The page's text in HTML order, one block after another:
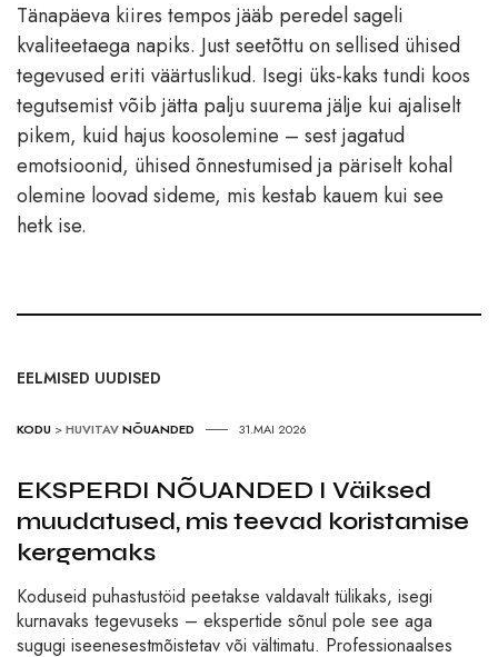
Tänapäeva kiires tempos jääb peredel sageli
kvaliteetaega napiks. Just seetõttu on sellised ühised
tegevused eriti väärtuslikud. Isegi üks-kaks tundi koos
tegutsemist võib jätta palju suurema jälje kui ajaliselt
pikem, kuid hajus koosolemine – sest jagatud
emotsioonid, ühised õnnestumised ja päriselt kohal
olemine loovad sideme, mis kestab kauem kui see
hetk ise.
EELMISED UUDISED
KODU >HUVITAVNÕUANDED 31.MAI 2026
EKSPERDI NÕUANDED I Väiksed
muudatused, mis teevad koristamise
kergemaks
Koduseid puhastustöid peetakse valdavalt tülikaks, isegi
kurnavaks tegevuseks – ekspertide sõnul pole see aga
sugugi iseenesestmõistetav või vältimatu. Professionaalses